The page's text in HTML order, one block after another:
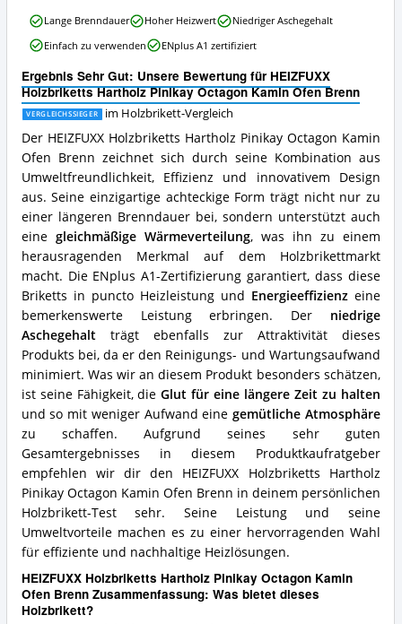
dieses
Holzbrikett
erhältlich?
Ergebnis Sehr Gut: Unsere Bewertung für HEIZFUXX
Holzbriketts Hartholz Pinikay Octagon Kamin Ofen Brenn
VERGLEICHSSIEGER im Holzbrikett-Vergleich
Der HEIZFUXX Holzbriketts Hartholz Pinikay Octagon Kamin
Ofen Brenn zeichnet sich durch seine Kombination aus
Umweltfreundlichkeit, Effizienz und innovativem Design
aus. Seine einzigartige achteckige Form trägt nicht nur zu
einer längeren Brenndauer bei, sondern unterstützt auch
eine gleichmäßige Wärmeverteilung, was ihn zu einem
herausragenden Merkmal auf dem Holzbrikettmarkt
macht. Die ENplus A1-Zertifizierung garantiert, dass diese
Briketts in puncto Heizleistung und Energieeffizienzeine
bemerkenswerte Leistung erbringen. Der niedrige
Aschegehaltträgt ebenfalls zur Attraktivität dieses
Produkts bei, da er den Reinigungs- und Wartungsaufwand
minimiert. Was wir an diesem Produkt besonders schätzen,
ist seine Fähigkeit, dieGlut für eine längere Zeit zu halten
und so mit weniger Aufwand einegemütliche Atmosphäre
zu schaffen. Aufgrund seines sehr guten
Gesamtergebnisses in diesem Produktkaufratgeber
empfehlen wir dir den HEIZFUXX Holzbriketts Hartholz
Pinikay Octagon Kamin Ofen Brenn in deinem persönlichen
Holzbrikett-Test sehr. Seine Leistung und seine
Umweltvorteile machen es zu einer hervorragenden Wahl
für effiziente und nachhaltige Heizlösungen.
HEIZFUXX Holzbriketts Hartholz Pinikay Octagon Kamin
Ofen Brenn Zusammenfassung: Was bietet dieses
Holzbrikett?
HEIZFUXX
Holzbriketts
Hartholz
Octagon
Kamin
Ofen
Brenn
Vorteile:
Was
spricht
für
dieses
Holzbrikett?
Lange Brenndauer Hoher Heizwert
Niedriger Aschegehalt
Einfach zu verwenden
ENplus A1 zertifiziert